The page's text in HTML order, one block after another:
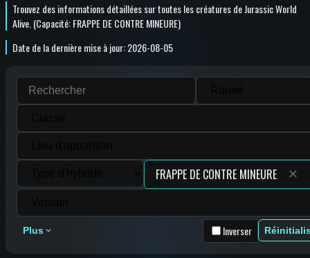
Trouvez des informations détaillées sur toutes les créatures de Jurassic World
Alive. (Capacité: FRAPPE DE CONTRE MINEURE)
Date de la dernière mise à jour: 2026-08-05
✕
Plus Inverser